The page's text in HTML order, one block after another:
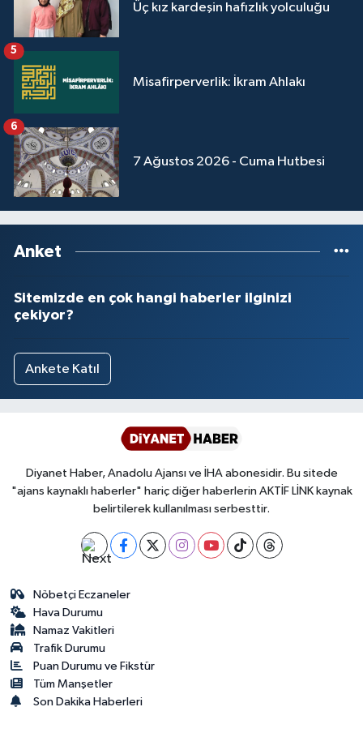
Üç kız kardeşin hafızlık yolculuğu
Misafirperverlik: İkram Ahlakı
5
7 Ağustos 2026 - Cuma Hutbesi
6
Anket
Sitemizde en çok hangi haberler ilginizi
çekiyor?
Ankete Katıl
Diyanet Haber, Anadolu Ajansı ve İHA abonesidir. Bu sitede
"ajans kaynaklı haberler" hariç diğer haberlerin AKTİF LİNK kaynak
belirtilerek kullanılması serbesttir.
Nöbetçi Eczaneler
Hava Durumu
Namaz Vakitleri
Trafik Durumu
Puan Durumu ve Fikstür
Tüm Manşetler
Son Dakika Haberleri
Yalova Müftülüğü
Yozgat Müftülüğü
Zonguldak Müftülüğü